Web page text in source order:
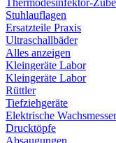
Thermodesinfektor-
Stuhlauflagen
Ersatzteile Praxis
Ultraschallbäder
Alles anzeigen
Kleingeräte Labor
Kleingeräte Labor
Rüttler
Tiefziehgeräte
Elektrische
Drucktöpfe
Absaugungen